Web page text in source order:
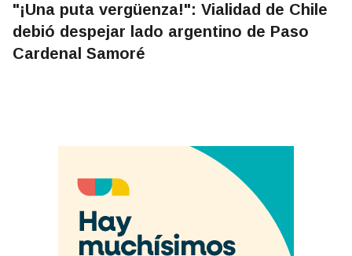
"¡Una puta vergüenza!": Vialidad de Chile
debió despejar lado argentino de Paso
Cardenal Samoré